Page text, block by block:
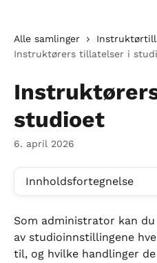
Alle samlinger
Instruktørers tillatelser i
studioet
6. april 2026
Innholdsfortegnelse
Som administrator kan
av studioinnstillingene
til, og hvilke handlinger